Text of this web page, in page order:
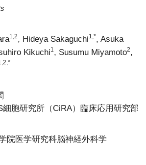
1,2, Hideya Sakaguchi1,*, Asuka
Kikuchi1 , Susumu Miyamoto2
細胞研究所（CiRA）臨床応用研究部
院医学研究科脳神経外科学